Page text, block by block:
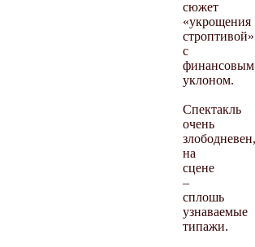
сюжет
«укрощения
строптивой»
с
финансовым
уклоном.
Спектакль
очень
злободневен,
на
сцене
–
сплошь
узнаваемые
типажи.